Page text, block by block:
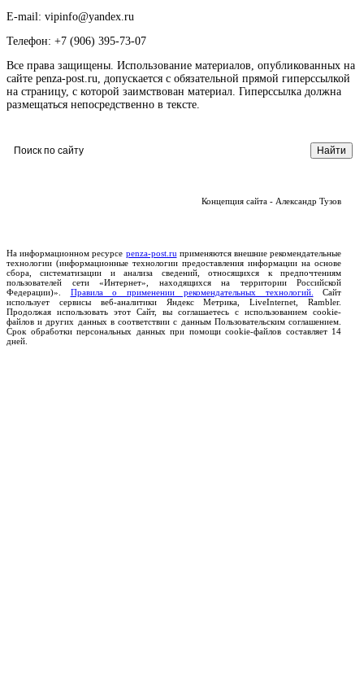
E-mail: vipinfo@yandex.ru
Телефон: +7 (906) 395-73-07
Все права защищены. Использование материалов, опубликованных на
сайте penza-post.ru, допускается с обязательной прямой гиперссылкой
на страницу, с которой заимствован материал. Гиперссылка должна
размещаться непосредственно в тексте.
Концепция сайта - Александр Тузов
На информационном ресурсе penza-post.ru применяются внешние рекомендательные
технологии (информационные технологии предоставления информации на основе
сбора, систематизации и анализа сведений, относящихся к предпочтениям
пользователей сети «Интернет», находящихся на территории Российской
Федерации)». Правила о применении рекомендательных технологий.
Сайт
использует сервисы веб-аналитики Яндекс Метрика, LiveInternet, Rambler.
Продолжая использовать этот Сайт, вы соглашаетесь с использованием cookie-
файлов и других данных в соответствии с данным Пользовательским соглашением.
Срок обработки персональных данных при помощи cookie-файлов составляет 14
дней.